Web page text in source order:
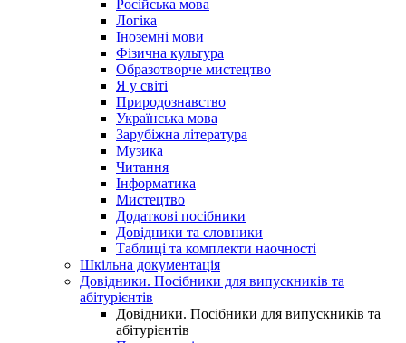
Російська мова
Логіка
Іноземні мови
Фізична культура
Образотворче мистецтво
Я у світі
Природознавство
Українська мова
Зарубіжна література
Музика
Читання
Інформатика
Мистецтво
Додаткові посібники
Довідники та словники
Таблиці та комплекти наочності
Шкільна документація
Довідники. Посібники для випускників та
абітурієнтів
Довідники. Посібники для випускників та
абітурієнтів